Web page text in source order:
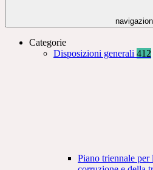
Categorie
Disposizioni generali 412
Piano triennale per